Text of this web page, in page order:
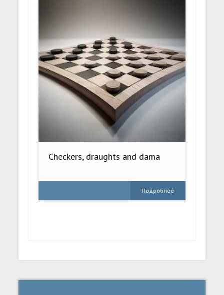
Checkers, draughts and dama
Подробнее